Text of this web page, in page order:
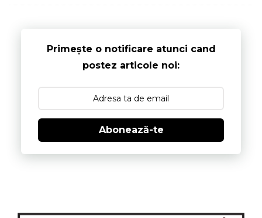
Primește o notificare atunci cand
postez articole noi:
Abonează-te